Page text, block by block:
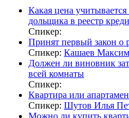
Какая цена
дольщика в реестр
Спикер:
Принят первый закон о
Спикер: Кашаев
Должен ли виновник
всей комнаты
Спикер:
Квартира или
Спикер: Шутов Илья